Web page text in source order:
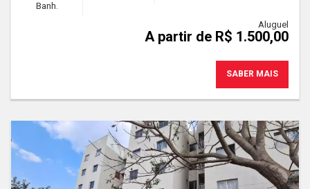
Banh.
Aluguel
A partir de R$ 1.500,00
SABER MAIS